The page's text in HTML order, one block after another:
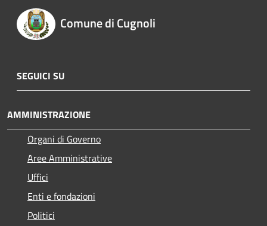
Comune di Cugnoli
SEGUICI SU
AMMINISTRAZIONE
Organi di Governo
Aree Amministrative
Uffici
Enti e fondazioni
Politici